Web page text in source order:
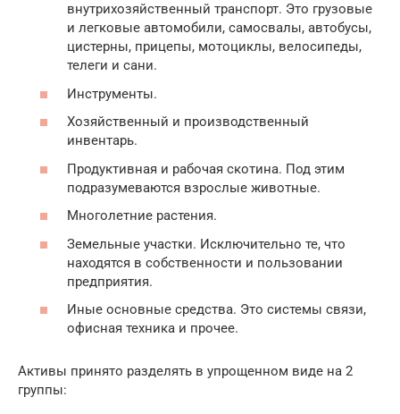
внутрихозяйственный транспорт. Это грузовые
и легковые автомобили, самосвалы, автобусы,
цистерны, прицепы, мотоциклы, велосипеды,
телеги и сани.
Инструменты.
Хозяйственный и производственный
инвентарь.
Продуктивная и рабочая скотина. Под этим
подразумеваются взрослые животные.
Многолетние растения.
Земельные участки. Исключительно те, что
находятся в собственности и пользовании
предприятия.
Иные основные средства. Это системы связи,
офисная техника и прочее.
Активы принято разделять в упрощенном виде на 2
группы: